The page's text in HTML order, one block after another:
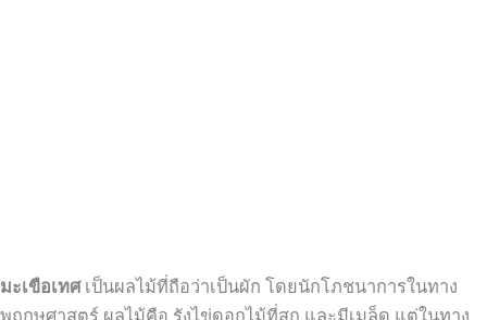
มะเขือเทศ เป็นผลไม้ที่ถือว่าเป็นผัก โดยนักโภชนาการในทาง
พฤกษศาสตร์ ผลไม้คือ รังไข่ดอกไม้ที่สุก และมีเมล็ด แต่ในทาง